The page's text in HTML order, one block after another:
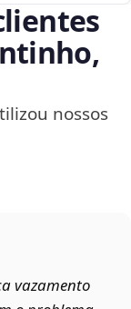
nossos
vazamento